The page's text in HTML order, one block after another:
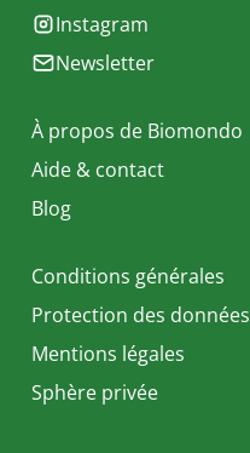
Instagram
Newsletter
À propos de Biomondo
Aide & contact
Blog
Conditions générales
Protection des données
Mentions légales
Sphère privée